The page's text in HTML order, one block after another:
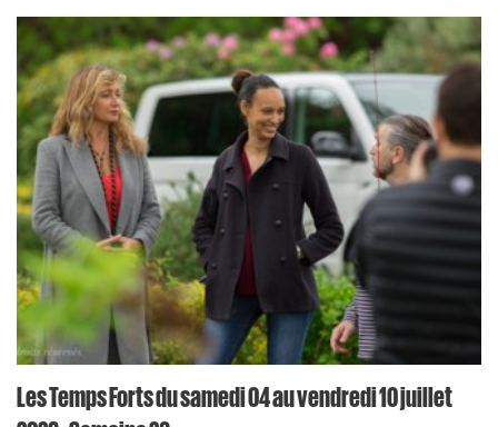
Les Temps Forts du samedi 04 au vendredi 10 juillet